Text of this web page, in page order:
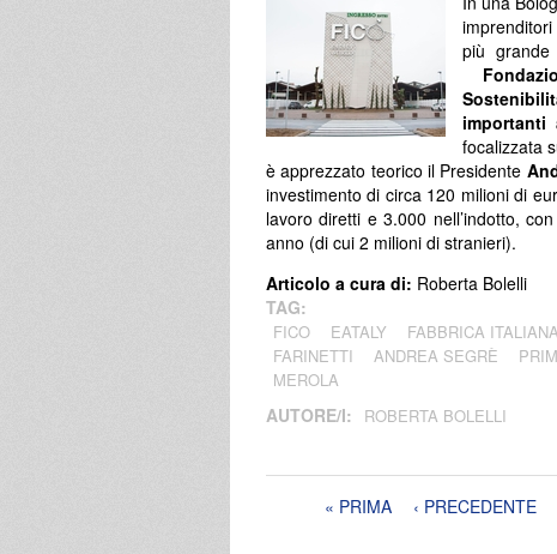
più
focalizzata
è apprezzato teorico il Presidente
investimento di circa 120 milioni di
lavoro diretti e 3.000 nell’indotto,
anno (di cui 2 milioni di stranieri).
Articolo a cura di: Roberta Bolelli
TAG:
FICO EATALY FABBRICA
FARINETTI
ANDREA SEGRÈ
MEROLA
AUTORE/I: ROBERTA BOLELLI
Pagine« PRIMA ‹ PRECEDENTE